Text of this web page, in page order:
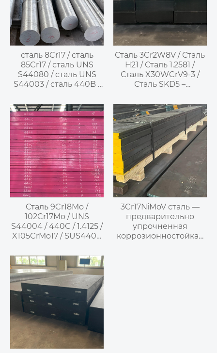
сталь 8Cr17 / сталь
85Cr17 / сталь UNS
S44080 / сталь UNS
S44003 / сталь 440B /
закаливаемая
нержавеющая сталь
Сталь 3Cr2W8V / Сталь
H21 / Сталь 1.2581 /
Сталь X30WCrV9-3 /
Сталь SKD5 –
штамповая сталь с
высоким
содержанием
вольфрама
Сталь 9Cr18Mo /
102Cr17Mo / UNS
S44004 / 440C / 1.4125 /
X105CrMo17 / SUS440C
Высокоуглеродистая
высокохромистая
мартенситная
нержавеющая сталь
3Cr17NiMoV сталь —
предварительно
упрочненная
коррозионностойкая